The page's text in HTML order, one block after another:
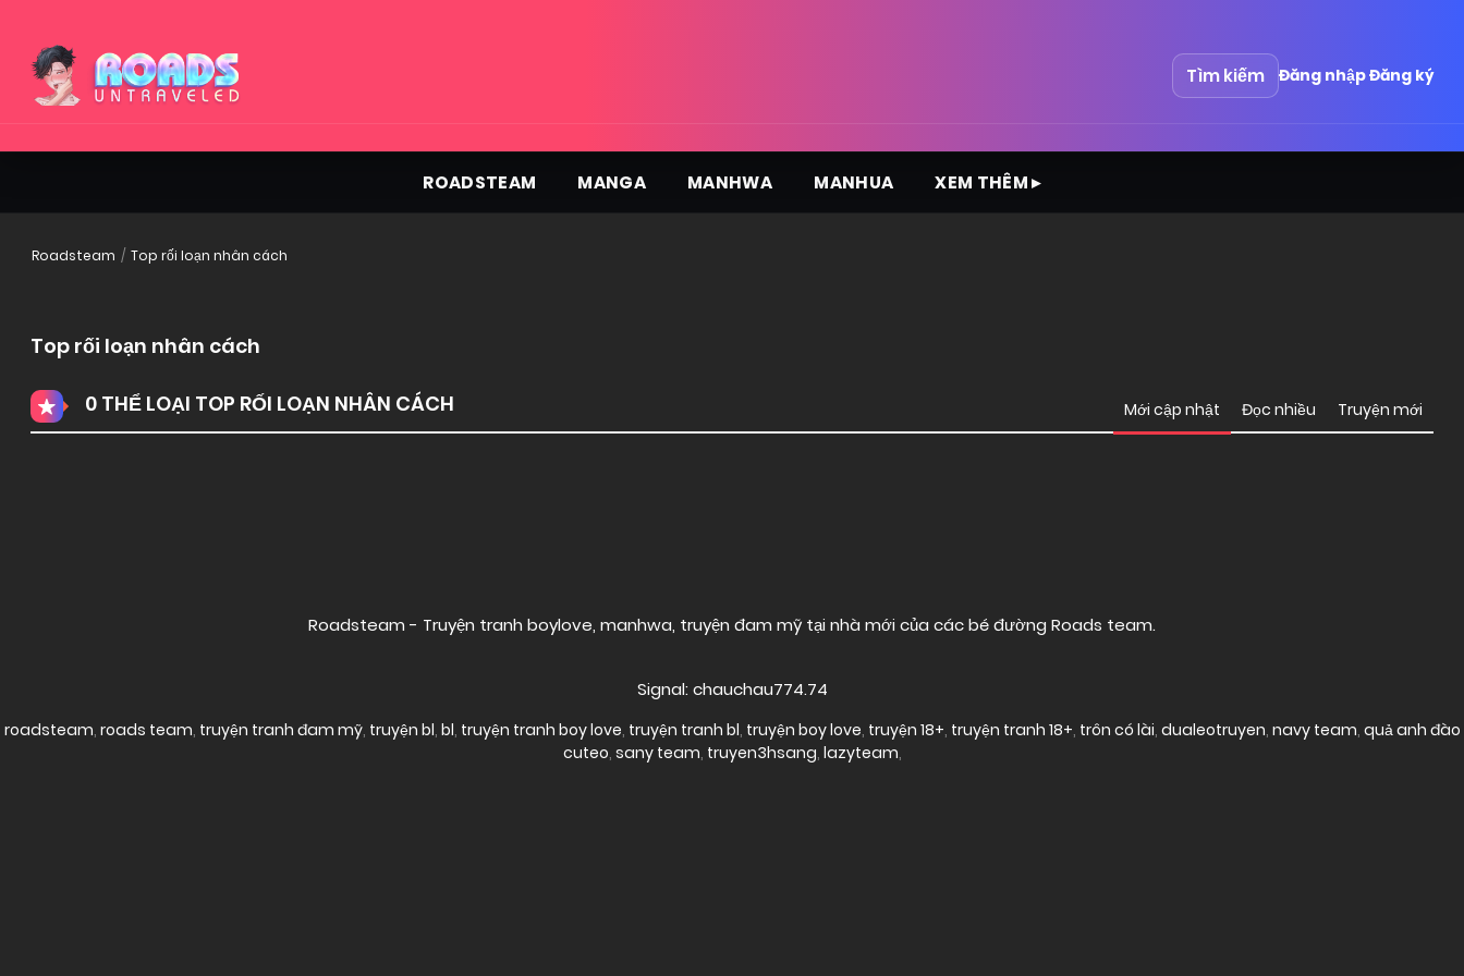
Tìm kiếm Đăng nhậpĐăng ký
ROADSTEAM MANGA MANHWA MANHUA XEM THÊM ▸
Roadsteam Top rối loạn nhân cách
Top rối loạn nhân cách
0 THỂ LOẠI TOP RỐI LOẠN NHÂN CÁCH Mới cập nhật Đọc nhiều Truyện mới
Roadsteam - Truyện tranh boylove, manhwa, truyện đam mỹ tại nhà mới của các bé đường Roads team.
Signal: chauchau774.74
roadsteam, roads team, truyện tranh đam mỹ, truyện bl, bl, truyện tranh boy love, truyện tranh bl, truyện boy love, truyện 18+, truyện tranh 18+, trôn có lài, dualeotruyen, navy team, quả anh đào
cuteo, sany team, truyen3hsang, lazyteam,